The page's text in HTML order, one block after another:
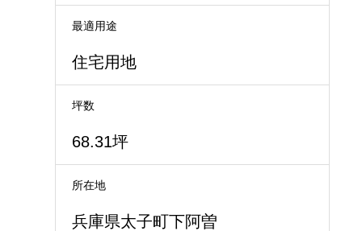
最適用途
住宅用地
坪数
68.31坪
所在地
兵庫県太子町下阿曽